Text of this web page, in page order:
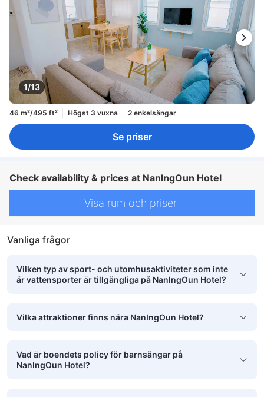
1/13
46 m²/495 ft² Högst 3 vuxna 2 enkelsängar
Se priser
Check availability & prices at NanIngOun Hotel
Visa rum och priser
Vanliga frågor
Vilken typ av sport- och utomhusaktiviteter som inte
är vattensporter är tillgängliga på NanIngOun Hotel?
Vilka attraktioner finns nära NanIngOun Hotel?
Vad är boendets policy för barnsängar på
NanIngOun Hotel?